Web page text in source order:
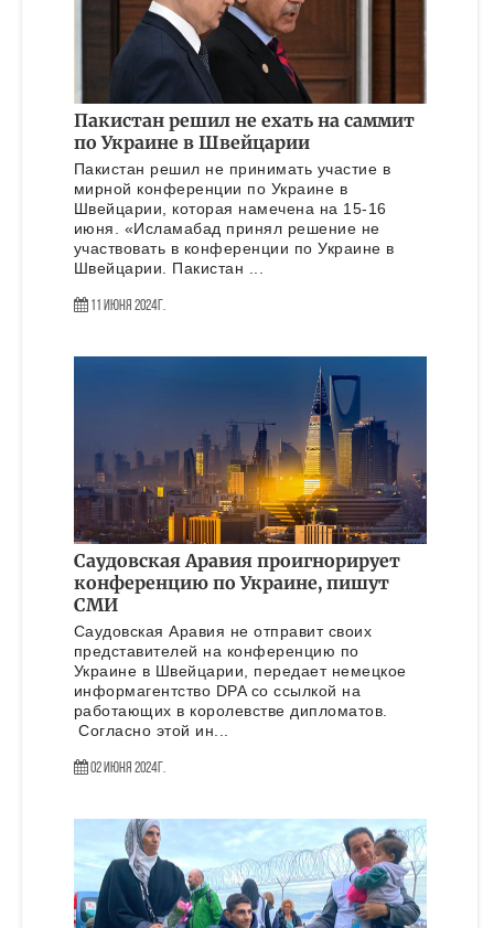
Пакистан решил не ехать на саммит
по Украине в Швейцарии
Пакистан решил не принимать участие в
мирной конференции по Украине в
Швейцарии, которая намечена на 15-16
июня. «Исламабад принял решение не
участвовать в конференции по Украине в
Швейцарии. Пакистан ...
11 Июня 2024г.
Саудовская Аравия проигнорирует
конференцию по Украине, пишут
СМИ
Саудовская Аравия не отправит своих
представителей на конференцию по
Украине в Швейцарии, передает немецкое
информагентство DPA со ссылкой на
работающих в королевстве дипломатов.
Согласно этой ин...
02 Июня 2024г.